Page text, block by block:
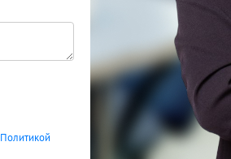
Политикой